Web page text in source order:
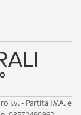
i.v. - Partita I.V.A. e